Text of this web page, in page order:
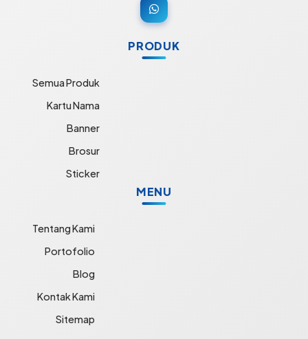
PRODUK
Semua Produk
Kartu Nama
Banner
Brosur
Sticker
MENU
Tentang Kami
Portofolio
Blog
Kontak Kami
Sitemap